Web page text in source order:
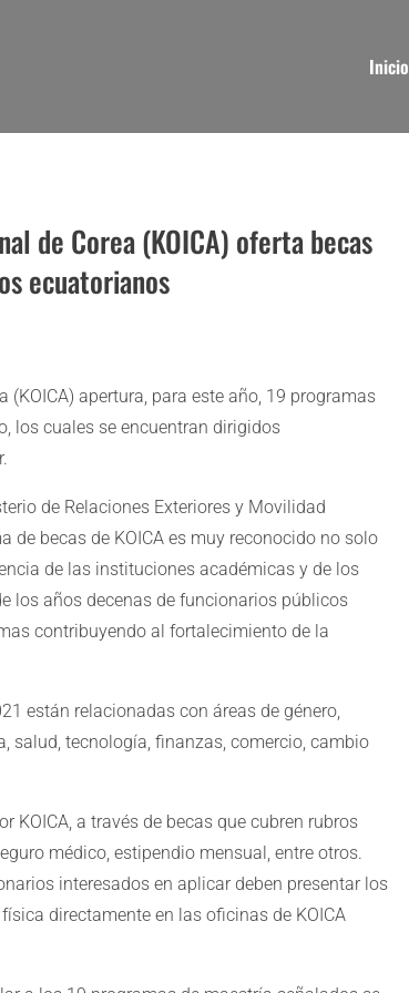
Inicio
de Corea (KOICA) oferta becas
ecuatorianos
(KOICA) apertura, para este año, 19 programas
los cuales se encuentran dirigidos
de Relaciones Exteriores y Movilidad
de becas de KOICA es muy reconocido no solo
de las instituciones académicas y de los
los años decenas de funcionarios públicos
contribuyendo al fortalecimiento de la
están relacionadas con áreas de género,
salud, tecnología, finanzas, comercio, cambio
KOICA, a través de becas que cubren rubros
médico, estipendio mensual, entre otros.
interesados en aplicar deben presentar los
directamente en las oficinas de KOICA